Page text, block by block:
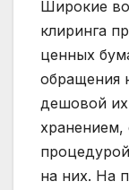
Широкие
клиринга
ценных
обращения
дешовой
хранением,
на них. На